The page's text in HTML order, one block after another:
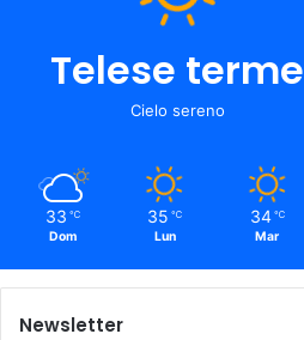
Telese terme
Cielo sereno
33 ℃
Dom
35 ℃
Lun
34 ℃
Mar
Newsletter